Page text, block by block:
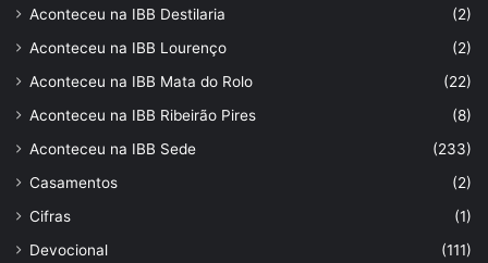
Aconteceu na IBB Destilaria
(2)
Aconteceu na IBB Lourenço
(2)
Aconteceu na IBB Mata do Rolo
(22)
Aconteceu na IBB Ribeirão Pires
(8)
Aconteceu na IBB Sede
(233)
Casamentos
(2)
Cifras
(1)
Devocional
(111)